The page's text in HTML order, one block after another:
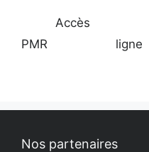
Accès
PMR
ligne
Nos partenaires